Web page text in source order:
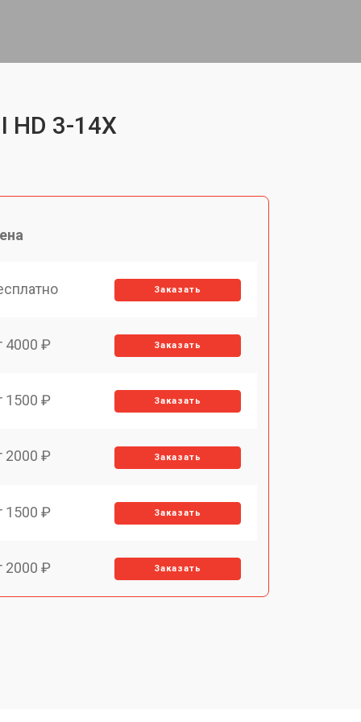
HD 3-14X
Заказать
4000 ₽ Заказать
1500 ₽ Заказать
2000 ₽ Заказать
1500 ₽ Заказать
2000 ₽ Заказать